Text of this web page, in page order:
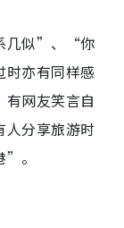
几似”、“你
亦有同样感
网友笑言自
分享旅游时
。